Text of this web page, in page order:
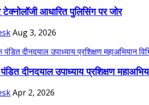
टेक्नोलॉजी आधारित पुलिसिंग पर जोर
Aug 3, 2026
दीनदयाल उपाध्याय प्रशिक्षण
Apr 2, 2026